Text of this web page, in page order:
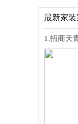
最新家装
1.招商天